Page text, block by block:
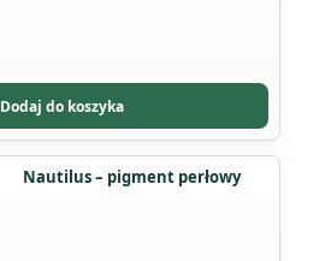
Dodaj do koszyka
Nautilus – pigment perłowy